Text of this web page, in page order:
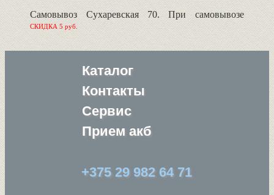
Самовывоз Сухаревская 70. При самовывозе
СКИДКА 5 руб.
Каталог
Контакты
Сервис
Прием акб
+375 29 982 64 71